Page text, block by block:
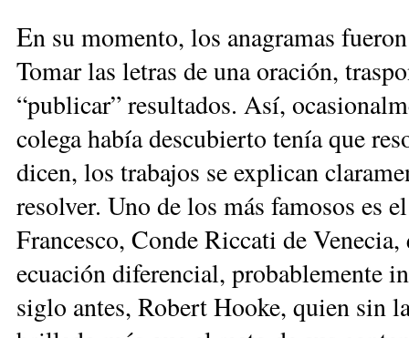
En su momento, los anagramas
Tomar las letras de una oración,
“publicar” resultados. Así,
colega había descubierto tenía que
dicen, los trabajos se explican
resolver. Uno de los más famosos es
Francesco, Conde Riccati de
ecuación diferencial, probablemente
siglo antes, Robert Hooke, quien sin